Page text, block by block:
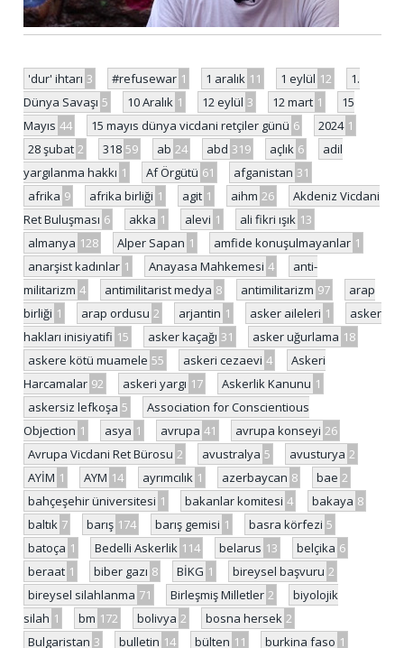
'dur' ihtarı 3 #refusewar 1 1 aralık 11 1 eylül 12
1.
Dünya Savaşı 5 10 Aralık 1 12 eylül 3 12 mart 1
15
Mayıs 44 15 mayıs dünya vicdani retçiler günü 6 2024 1
28 şubat 2 318 59 ab 24 abd 319 açlık 6
adil
yargılanma hakkı 1 Af Örgütü 61 afganistan 31
afrika 9 afrika birliği 1 agit 1 aihm 26
Akdeniz Vicdani
Ret Buluşması 6 akka 1 alevi 1 ali fikri ışık 13
almanya 128 Alper Sapan 1 amfide konuşulmayanlar 1
anarşist kadınlar 1 Anayasa Mahkemesi 4
anti-
militarizm 4 antimilitarist medya 8 antimilitarizm 97
arap
birliği 1 arap ordusu 2 arjantin 1 asker aileleri 1
asker
hakları inisiyatifi 15 asker kaçağı 31 asker uğurlama 18
askere kötü muamele 55 askeri cezaevi 4
Askeri
Harcamalar 92 askeri yargı 17 Askerlik Kanunu 1
askersiz lefkoşa 5
Association for Conscientious
Objection 1 asya 1 avrupa 41 avrupa konseyi 26
Avrupa Vicdani Ret Bürosu 2 avustralya 5 avusturya 2
AYİM 1 AYM 14 ayrımcılık 1 azerbaycan 8 bae 2
bahçeşehir üniversitesi 1 bakanlar komitesi 4 bakaya 8
baltık 7 barış 174 barış gemisi 1 basra körfezi 5
batoça 1 Bedelli Askerlik 114 belarus 13 belçika 6
beraat 1 biber gazı 8 BİKG 1 bireysel başvuru 2
bireysel silahlanma 71 Birleşmiş Milletler 2
biyolojik
silah 1 bm 172 bolivya 2 bosna hersek 2
Bulgaristan 3 bulletin 14 bülten 11 burkina faso 1